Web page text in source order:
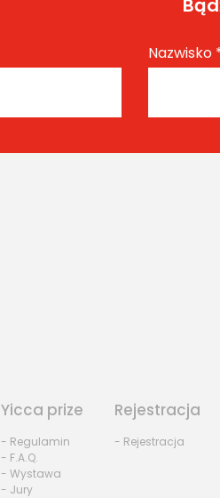
Nazwisko
Yicca prize
- Regulamin
- F.A.Q.
- Wystawa
- Jury
Rejestracja
- Rejestracja